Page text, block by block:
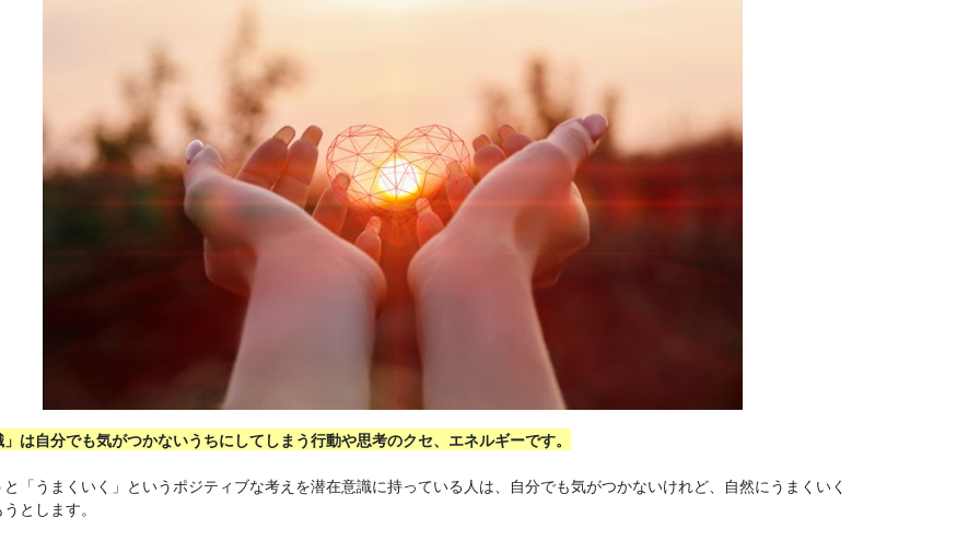
は自分でも気がつかないうちにしてしまう行動や思考のクセ、エネルギーです。
「うまくいく」というポジティブな考えを潜在意識に持っている人は、自分でも気がつかないけれど、自然にうまくいく
とします。